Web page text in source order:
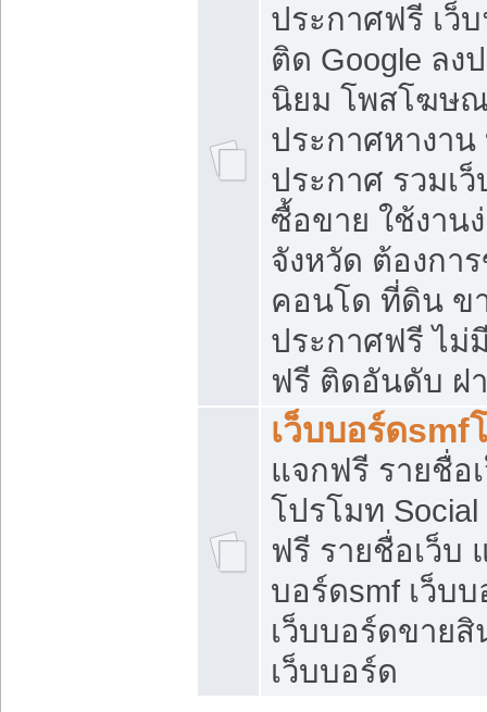
ประกาศฟรี เว็
ติด Google ลง
นิยม โพสโฆษ
ประกาศหางาน
ประกาศ รวมเ
ซื้อขาย ใช้งาน
จังหวัด ต้องกา
คอนโด ที่ดิน ข
ประกาศฟรี ไม่
ฟรี ติดอันดับ ฝ
เว็บบอร์ดsmf
แจกฟรี รายชื่อ
โปรโมท
ฟรี รายชื่อเว็บ
บอร์ดsmf เว็บ
เว็บบอร์ดขาย
เว็บบอร์ด